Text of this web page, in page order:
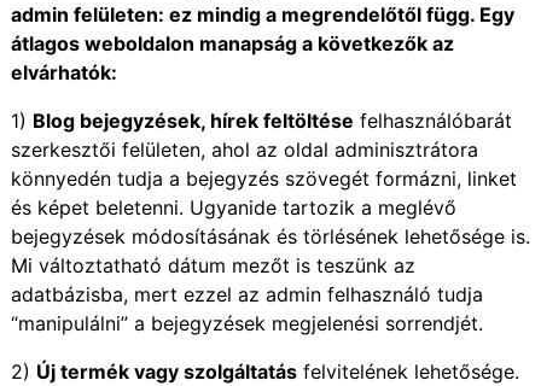
admin felületen: ez mindig a megrendelőtől függ. Egy
átlagos weboldalon manapság a következők az
elvárhatók:
1) Blog bejegyzések, hírek feltöltése felhasználóbarát
szerkesztői felületen, ahol az oldal adminisztrátora
könnyedén tudja a bejegyzés szövegét formázni, linket
és képet beletenni. Ugyanide tartozik a meglévő
bejegyzések módosításának és törlésének lehetősége is.
Mi változtatható dátum mezőt is teszünk az
adatbázisba, mert ezzel az admin felhasználó tudja
“manipulálni” a bejegyzések megjelenési sorrendjét.
2) Új termék vagy szolgáltatásfelvitelének lehetősége.